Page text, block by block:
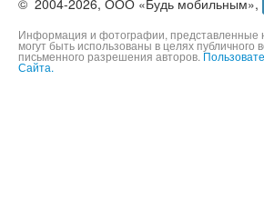
©2004-2026,ООО «Будь мобильным»,
Информация и фотографии, представленные
могут быть использованы в целях публичного